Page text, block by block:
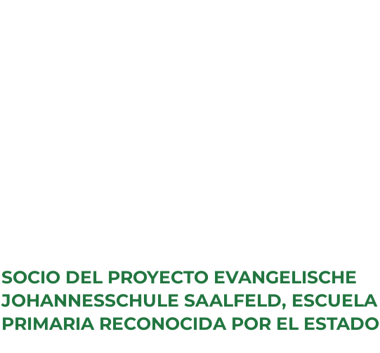
SOCIO DEL PROYECTO EVANGELISCHE
JOHANNESSCHULE SAALFELD, ESCUELA
PRIMARIA RECONOCIDA POR EL ESTADO